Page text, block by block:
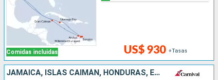
Comidas incluidas US$ 930 +Tasas
JAMAICA, ISLAS CAIMÁN, HONDURAS, ESTADOS UNIDOS